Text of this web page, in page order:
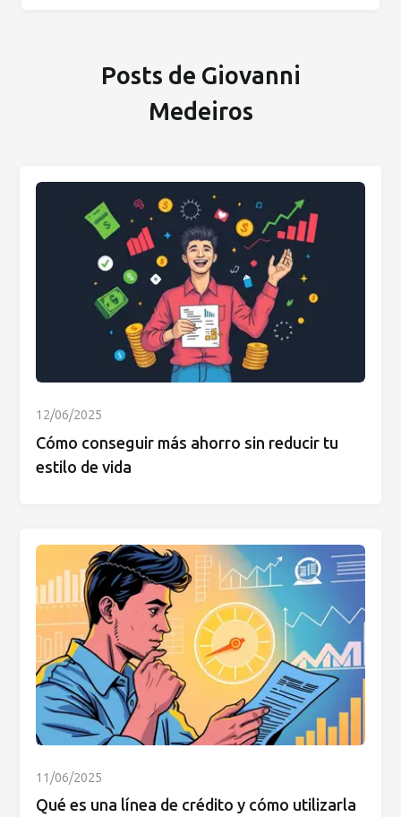
Posts de Giovanni
Medeiros
12/06/2025
Cómo conseguir más ahorro sin reducir tu
estilo de vida
11/06/2025
Qué es una línea de crédito y cómo utilizarla